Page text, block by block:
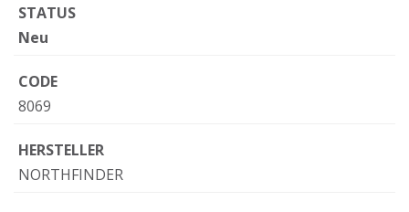
STATUS
Neu
CODE
8069
HERSTELLER
NORTHFINDER